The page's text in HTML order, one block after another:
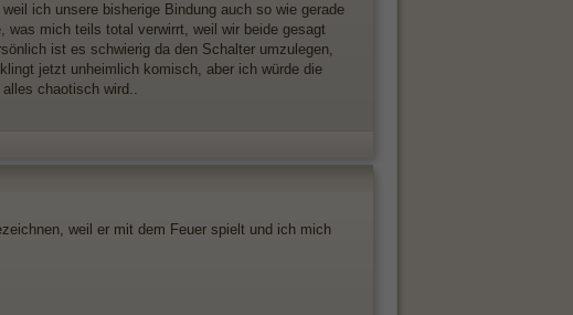
ich unsere bisherige Bindung auch so wie gerade
was mich teils total verwirrt, weil wir beide gesagt
ist es schwierig da den Schalter umzulegen,
jetzt unheimlich komisch, aber ich würde die
chaotisch wird..
weil er mit dem Feuer spielt und ich mich